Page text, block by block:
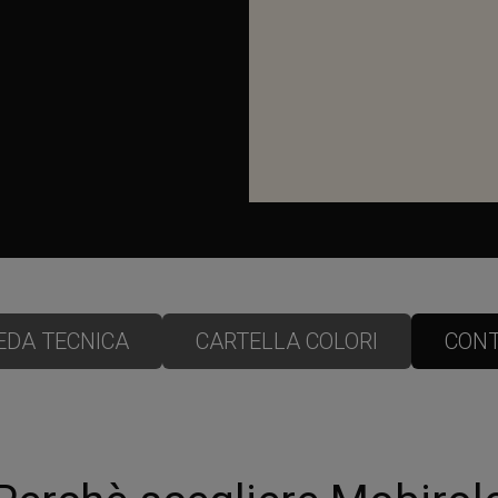
TECNICA CARTELLA COLORI